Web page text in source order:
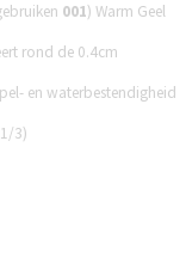
001) Warm Geel
rond de 0.4cm
en waterbestendigheid
3)